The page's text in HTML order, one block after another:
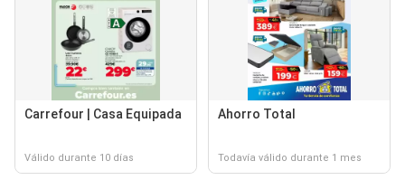
Carrefour | Casa Equipada
Válido durante 10 días
Ahorro Total
Todavía válido durante 1 mes